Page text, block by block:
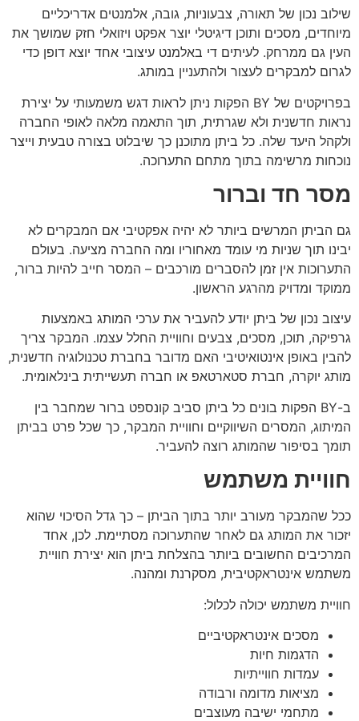
שילוב נכון של תאורה, צבעוניות, גובה, אלמנטים אדריכליים
מיוחדים, מסכים ותוכן דיגיטלי יוצר אפקט ויזואלי חזק שמושך את
העין גם ממרחק. לעיתים די באלמנט עיצובי אחד יוצא דופן כדי
לגרום למבקרים לעצור ולהתעניין במותג.
בפרויקטים של BY הפקות ניתן לראות דגש משמעותי על יצירת
נראות חדשנית ולא שגרתית, תוך התאמה מלאה לאופי החברה
ולקהל היעד שלה. כל ביתן מתוכנן כך שיבלוט בצורה טבעית וייצר
נוכחות מרשימה בתוך מתחם התערוכה.
מסר חד וברור
גם הביתן המרשים ביותר לא יהיה אפקטיבי אם המבקרים לא
יבינו תוך שניות מי עומד מאחוריו ומה החברה מציעה. בעולם
התערוכות אין זמן להסברים מורכבים – המסר חייב להיות ברור,
ממוקד ומדויק מהרגע הראשון.
עיצוב נכון של ביתן יודע להעביר את ערכי המותג באמצעות
גרפיקה, תוכן, מסכים, צבעים וחוויית החלל עצמו. המבקר צריך
להבין באופן אינטואיטיבי האם מדובר בחברת טכנולוגיה חדשנית,
מותג יוקרה, חברת סטארטאפ או חברה תעשייתית בינלאומית.
ב-BY הפקות בונים כל ביתן סביב קונספט ברור שמחבר בין
המיתוג, המסרים השיווקיים וחוויית המבקר, כך שכל פרט בביתן
תומך בסיפור שהמותג רוצה להעביר.
חוויית משתמש
ככל שהמבקר מעורב יותר בתוך הביתן – כך גדל הסיכוי שהוא
יזכור את המותג גם לאחר שהתערוכה מסתיימת. לכן, אחד
המרכיבים החשובים ביותר בהצלחת ביתן הוא יצירת חוויית
משתמש אינטראקטיבית, מסקרנת ומהנה.
חוויית משתמש יכולה לכלול:
מסכים אינטראקטיביים
הדגמות חיות
עמדות חווייתיות
מציאות מדומה ורבודה
מתחמי ישיבה מעוצבים